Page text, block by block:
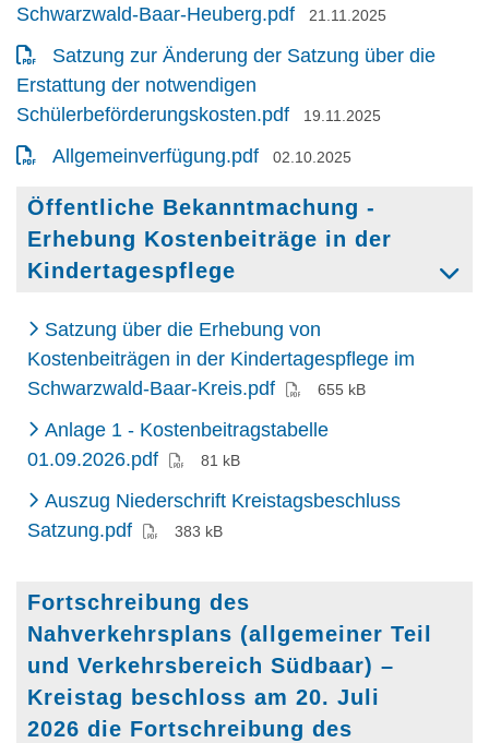
Schwarzwald-Baar-Heuberg.pdf
Datum:
21.11.2025
Satzung zur Änderung der Satzung über die
Erstattung der notwendigen
Schülerbeförderungskosten.pdf
Datum:
19.11.2025
Allgemeinverfügung.pdf Datum:
02.10.2025
Öffentliche Bekanntmachung -
Erhebung Kostenbeiträge in der
Kindertagespflege
Satzung über die Erhebung von
Kostenbeiträgen in der Kindertagespflege im
Schwarzwald-Baar-Kreis.pdf(PDF)655 kB
Anlage 1 - Kostenbeitragstabelle
01.09.2026.pdf(PDF)81 kB
Auszug Niederschrift Kreistagsbeschluss
Satzung.pdf(PDF)383 kB
Fortschreibung des
Nahverkehrsplans (allgemeiner Teil
und Verkehrsbereich Südbaar) –
Kreistag beschloss am 20. Juli
2026 die Fortschreibung des